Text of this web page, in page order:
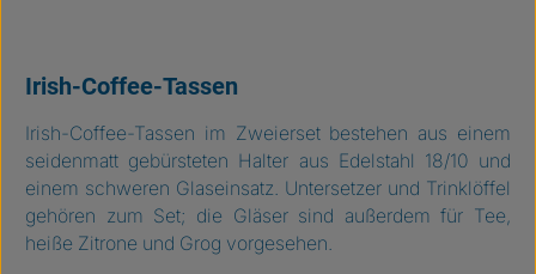
Irish-Coffee-Tassen
Irish-Coffee-Tassen im Zweierset bestehen aus einem
seidenmatt gebürsteten Halter aus Edelstahl 18/10 und
einem schweren Glaseinsatz. Untersetzer und Trinklöffel
gehören zum Set; die Gläser sind außerdem für Tee,
heiße Zitrone und Grog vorgesehen.